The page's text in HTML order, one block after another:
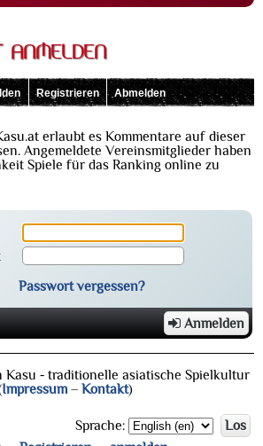
Registrieren Abmelden
erlaubt es Kommentare auf dieser
Angemeldete Vereinsmitglieder haben
Spiele für das Ranking online zu
Passwort vergessen?
Anmelden
- traditionelle asiatische Spielkultur
Impressum– Kontakt)
Sprache:
Los